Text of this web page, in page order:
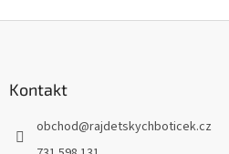
Kontakt
obchod@rajdetskychboticek.cz